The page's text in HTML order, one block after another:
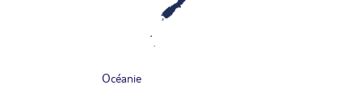
Océanie